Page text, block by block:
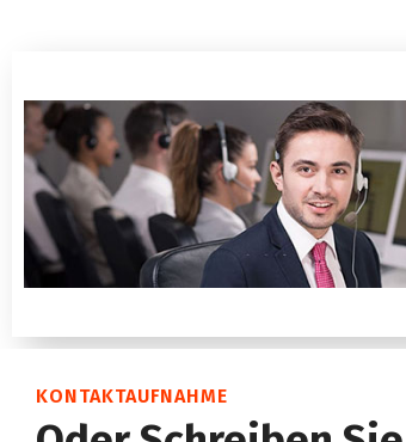
KONTAKTAUFNAHME